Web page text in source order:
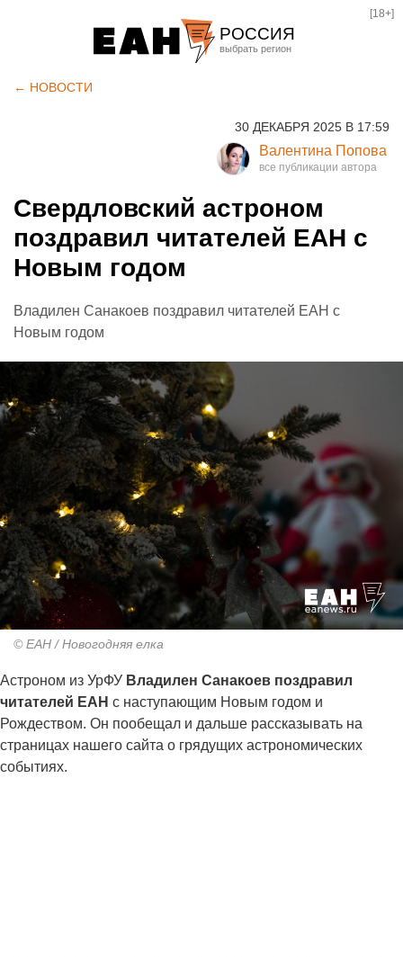
РОССИЯ
Курган
Оренбург
[18+]
← НОВОСТИ
30 ДЕКАБРЯ 2025 В 17:59
Валентина Попова
Свердловский астроном
поздравил читателей ЕАН с
Новым годом
Владилен Санакоев поздравил читателей ЕАН с
Новым годом
© ЕАН / Новогодняя елка
Астроном из УрФУ Владилен Санакоев поздравил
читателей ЕАН с наступающим Новым годом и
Рождеством. Он пообещал и дальше рассказывать на
страницах нашего сайта о грядущих астрономических
событиях.